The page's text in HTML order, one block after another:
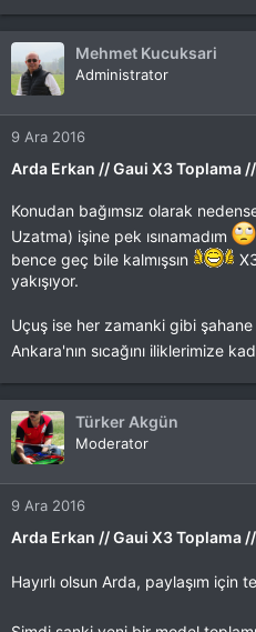
Mehmet Kucuksari
Administrator
9 Ara 2016
Arda Erkan // Gaui X3 Toplama
Konudan bağımsız olarak
Uzatma) işine pek ısınamadım
bence geç bile kalmışsın
yakışıyor.
Uçuş ise her zamanki gibi şahane
Ankara'nın sıcağını iliklerimize
Türker Akgün
Moderator
9 Ara 2016
Arda Erkan // Gaui X3 Toplama
Hayırlı olsun Arda, paylaşım için